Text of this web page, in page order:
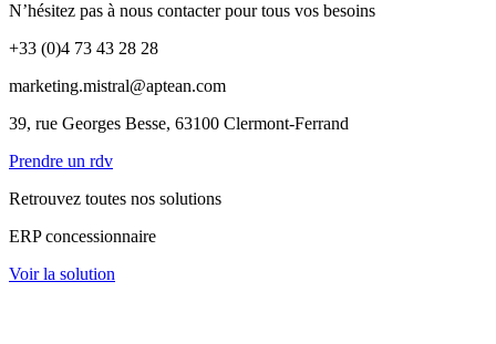
N’hésitez pas à nous contacter pour tous vos besoins
+33 (0)4 73 43 28 28
marketing.mistral@aptean.com
39, rue Georges Besse, 63100 Clermont-Ferrand
Prendre un rdv
Retrouvez toutes nos solutions
ERP concessionnaire
Voir la solution